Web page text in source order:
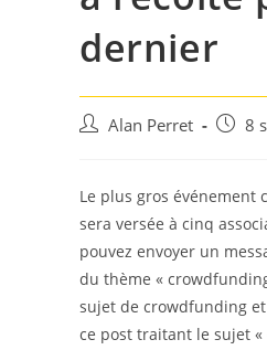
dernier
Auteur/autrice
publication :
Alan Perret
Post8
Le plus gros événement
sera versée à cinq
pouvez envoyer un
du thème «
sujet de crowdfunding
ce post traitant le sujet